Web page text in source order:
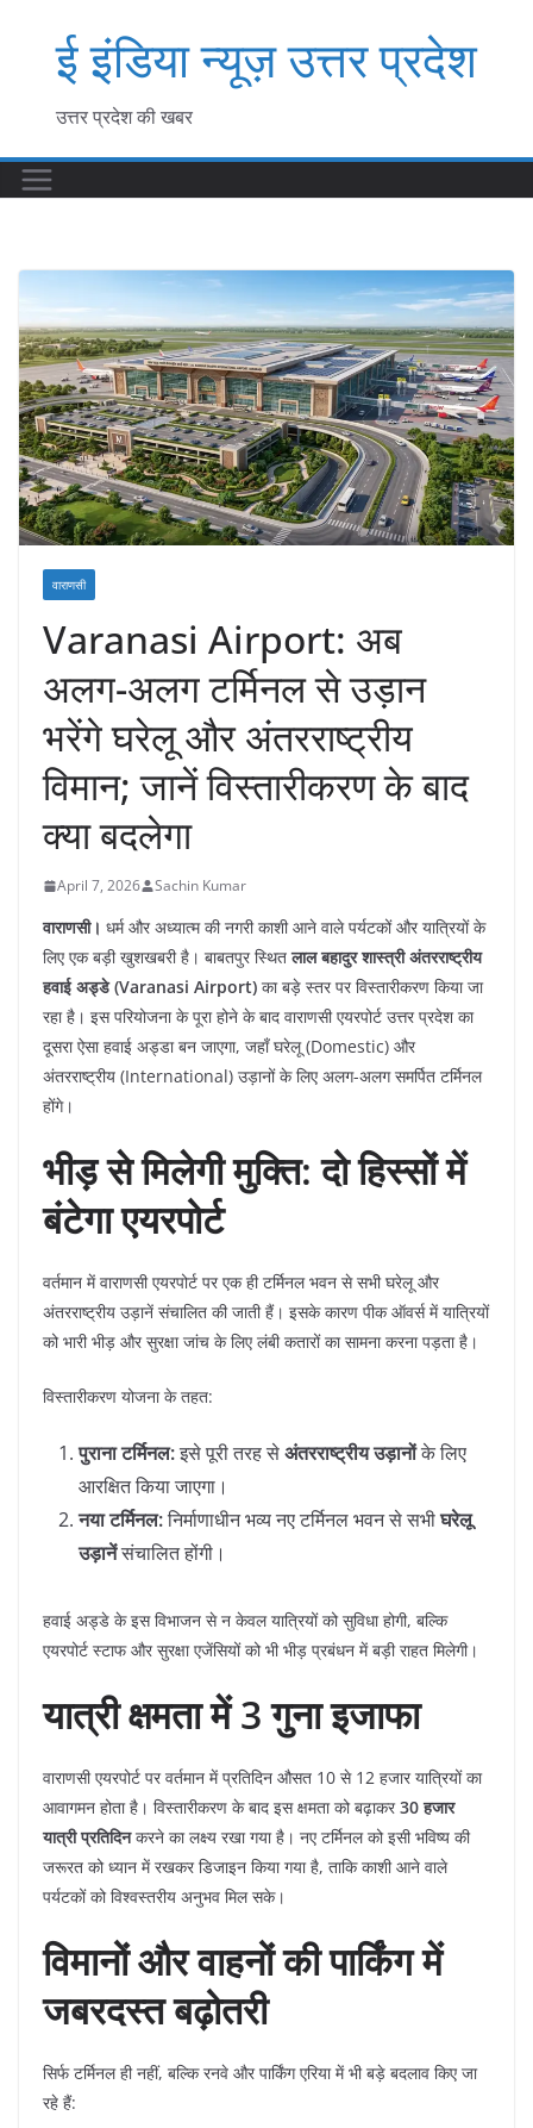
contentई इंडिया न्यूज़ उत्तर प्रदेश
उत्तर प्रदेश की खबर
वाराणसी
Varanasi Airport: अब
अलग-अलग टर्मिनल से उड़ान
भरेंगे घरेलू और अंतरराष्ट्रीय
विमान; जानें विस्तारीकरण के बाद
क्या बदलेगा
April 7, 2026 Sachin Kumar
वाराणसी। धर्म और अध्यात्म की नगरी काशी आने वाले पर्यटकों और यात्रियों के
लिए एक बड़ी खुशखबरी है। बाबतपुर स्थितलाल बहादुर शास्त्री अंतरराष्ट्रीय
हवाई अड्डे (Varanasi Airport) का बड़े स्तर पर विस्तारीकरण किया जा
रहा है। इस परियोजना के पूरा होने के बाद वाराणसी एयरपोर्ट उत्तर प्रदेश का
दूसरा ऐसा हवाई अड्डा बन जाएगा, जहाँ घरेलू (Domestic) और
अंतरराष्ट्रीय (International) उड़ानों के लिए अलग-अलग समर्पित टर्मिनल
होंगे।
भीड़ से मिलेगी मुक्ति: दो हिस्सों में
बंटेगा एयरपोर्ट
​वर्तमान में वाराणसी एयरपोर्ट पर एक ही टर्मिनल भवन से सभी घरेलू और
अंतरराष्ट्रीय उड़ानें संचालित की जाती हैं। इसके कारण पीक ऑवर्स में यात्रियों
को भारी भीड़ और सुरक्षा जांच के लिए लंबी कतारों का सामना करना पड़ता है।
​विस्तारीकरण योजना के तहत:
पुराना टर्मिनल:इसे पूरी तरह सेअंतरराष्ट्रीय उड़ानोंके लिए
आरक्षित किया जाएगा।
नया टर्मिनल:निर्माणाधीन भव्य नए टर्मिनल भवन से सभीघरेलू
उड़ानेंसंचालित होंगी।
​हवाई अड्डे के इस विभाजन से न केवल यात्रियों को सुविधा होगी, बल्कि
एयरपोर्ट स्टाफ और सुरक्षा एजेंसियों को भी भीड़ प्रबंधन में बड़ी राहत मिलेगी।
यात्री क्षमता में 3 गुना इजाफा
​वाराणसी एयरपोर्ट पर वर्तमान में प्रतिदिन औसत 10 से 12 हजार यात्रियों का
आवागमन होता है। विस्तारीकरण के बाद इस क्षमता को बढ़ाकर30 हजार
यात्री प्रतिदिनकरने का लक्ष्य रखा गया है। नए टर्मिनल को इसी भविष्य की
जरूरत को ध्यान में रखकर डिजाइन किया गया है, ताकि काशी आने वाले
पर्यटकों को विश्वस्तरीय अनुभव मिल सके।
विमानों और वाहनों की पार्किंग में
जबरदस्त बढ़ोतरी
​सिर्फ टर्मिनल ही नहीं, बल्कि रनवे और पार्किंग एरिया में भी बड़े बदलाव किए जा
रहे हैं: